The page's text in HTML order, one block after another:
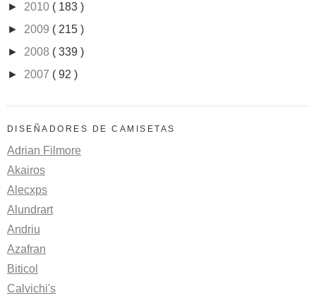
► 2010 ( 183 )
► 2009 ( 215 )
► 2008 ( 339 )
► 2007 ( 92 )
DISEÑADORES DE CAMISETAS
Adrian Filmore
Akairos
Alecxps
Alundrart
Andriu
Azafran
Biticol
Calvichi's